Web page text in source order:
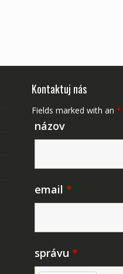
Kontaktuj nás
Fields marked with an *
názov
email *
správu *